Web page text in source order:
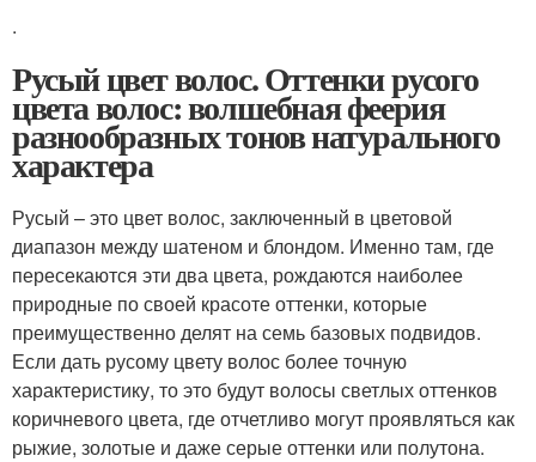
.
Русый цвет волос. Оттенки русого
цвета волос: волшебная феерия
разнообразных тонов натурального
характера
Русый – это цвет волос, заключенный в цветовой
диапазон между шатеном и блондом. Именно там, где
пересекаются эти два цвета, рождаются наиболее
природные по своей красоте оттенки, которые
преимущественно делят на семь базовых подвидов.
Если дать русому цвету волос более точную
характеристику, то это будут волосы светлых оттенков
коричневого цвета, где отчетливо могут проявляться как
рыжие, золотые и даже серые оттенки или полутона.